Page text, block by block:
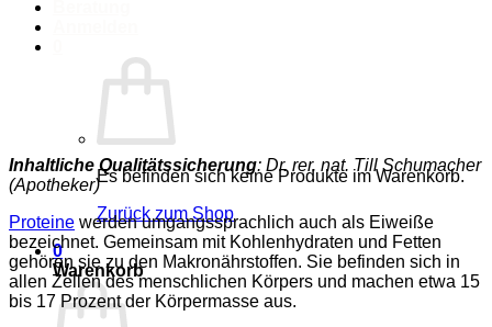
Es befinden sich keine Produkte im Warenkorb.
Zurück zum Shop
0
Warenkorb
Inhaltliche Qualitätssicherung: Dr. rer. nat. Till Schumacher
(Apotheker)
Proteine werden umgangssprachlich auch als Eiweiße
bezeichnet. Gemeinsam mit Kohlenhydraten und Fetten
gehören sie zu den Makronährstoffen. Sie befinden sich in
allen Zellen des menschlichen Körpers und machen etwa 15
bis 17 Prozent der Körpermasse aus.